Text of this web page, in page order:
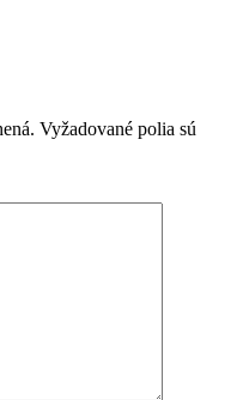
Vyžadované polia sú